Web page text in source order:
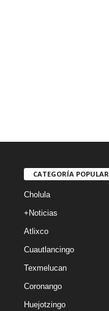
CATEGORÍA POPULAR
Cholula
+Noticias
Atlixco
Cuautlancingo
Texmelucan
Coronango
Huejotzingo